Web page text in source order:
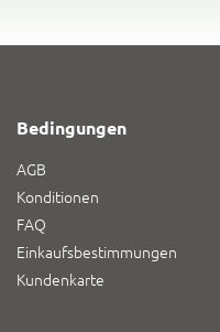
Bedingungen
AGB
Konditionen
FAQ
Einkaufsbestimmungen
Kundenkarte